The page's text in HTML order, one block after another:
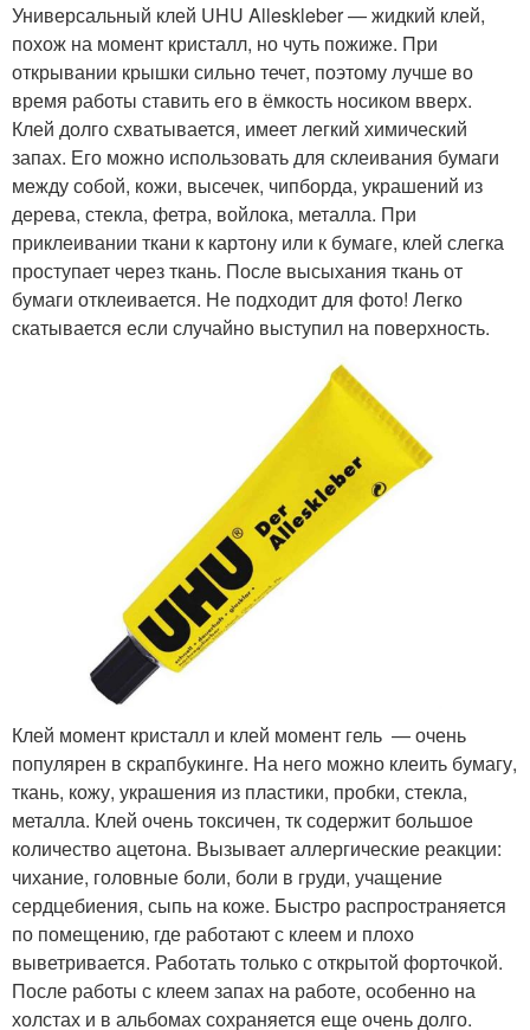
Универсальный клей UHU Alleskleber — жидкий клей,
похож на момент кристалл, но чуть пожиже. При
открывании крышки сильно течет, поэтому лучше во
время работы ставить его в ёмкость носиком вверх.
Клей долго схватывается, имеет легкий химический
запах. Его можно использовать для склеивания бумаги
между собой, кожи, высечек, чипборда, украшений из
дерева, стекла, фетра, войлока, металла. При
приклеивании ткани к картону или к бумаге, клей слегка
проступает через ткань. После высыхания ткань от
бумаги отклеивается. Не подходит для фото! Легко
скатывается если случайно выступил на поверхность.
Клей момент кристалл и клей момент гель — очень
популярен в скрапбукинге. На него можно клеить бумагу,
ткань, кожу, украшения из пластики, пробки, стекла,
металла. Клей очень токсичен, тк содержит большое
количество ацетона. Вызывает аллергические реакции:
чихание, головные боли, боли в груди, учащение
сердцебиения, сыпь на коже. Быстро распространяется
по помещению, где работают с клеем и плохо
выветривается. Работать только с открытой форточкой.
После работы с клеем запах на работе, особенно на
холстах и в альбомах сохраняется еще очень долго.